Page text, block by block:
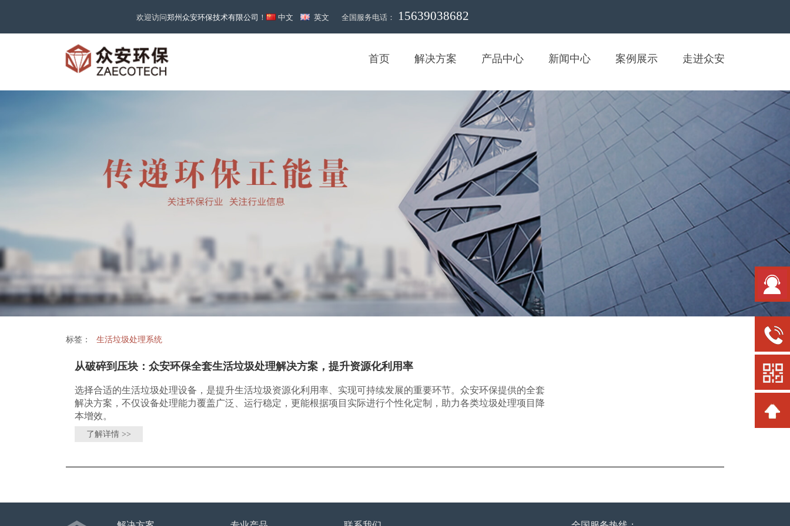
欢迎访问郑州众安环保技术有限公司 ！ 中文 英文 全国服务电话： 15639038682
首页 解决方案 产品中心 新闻中心 案例展示 走进众安
标签： 生活垃圾处理系统
从破碎到压块：众安环保全套生活垃圾处理解决方案，提升资源化利用率
选择合适的生活垃圾处理设备，是提升生活垃圾资源化利用率、实现可持续发展的重要环节。众安环保提供的全套
解决方案，不仅设备处理能力覆盖广泛、运行稳定，更能根据项目实际进行个性化定制，助力各类垃圾处理项目降
本增效。
了解详情 >>